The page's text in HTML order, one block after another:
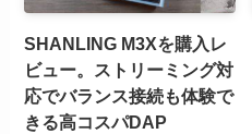
SHANLING M3Xを購入レ
ビュー。ストリーミング対
応でバランス接続も体験で
きる高コスパDAP